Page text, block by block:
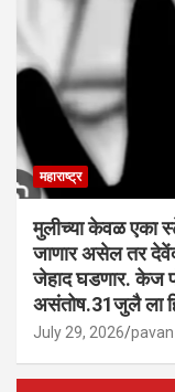
महाराष्ट्र
मुलीच्या केवळ एका
जाणार असेल तर
जेहाद घडणार. केज
असंतोष.31जुलै ला
July 29, 2026